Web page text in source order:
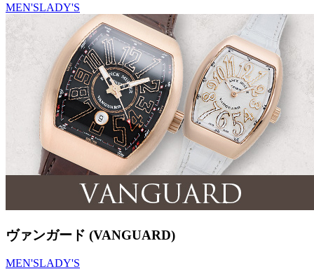
MEN'SLADY'S
ヴァンガード (VANGUARD)
MEN'SLADY'S